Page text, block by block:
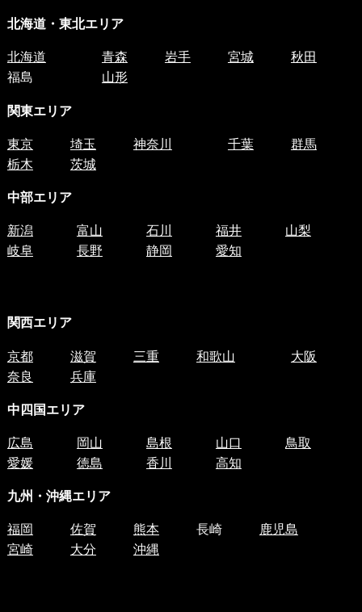
北海道・東北エリア
北海道 青森 岩手 宮城
秋田
福島
山形
関東エリア
東京 埼玉 神奈川 千葉
群馬
栃木
茨城
中部エリア
新潟 富山 石川 福井
山梨
岐阜
長野 静岡 愛知
関西エリア
京都 滋賀 三重 和歌山
大阪
奈良
兵庫
中四国エリア
広島 岡山 島根 山口
鳥取
愛媛
徳島 香川 高知
九州・沖縄エリア
福岡 佐賀 熊本 長崎
鹿児島
宮崎
大分 沖縄